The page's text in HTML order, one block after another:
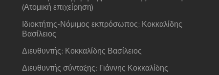
(Ατομική επιχείρηση)
Ιδιοκτήτης-Νόμιμος εκπρόσωπος: Κοκκαλίδης
Βασίλειος
Διευθυντής: Κοκκαλίδης Βασίλειος
Διευθυντής σύνταξης: Γιάννης Κοκκαλίδης